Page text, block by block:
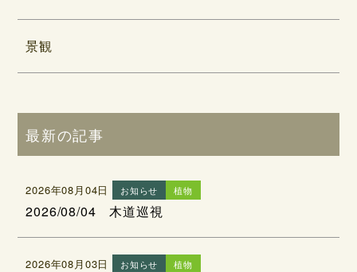
景観
最新の記事
2026年08月04日 お知らせ 植物
2026/08/04 木道巡視
2026年08月03日 お知らせ 植物